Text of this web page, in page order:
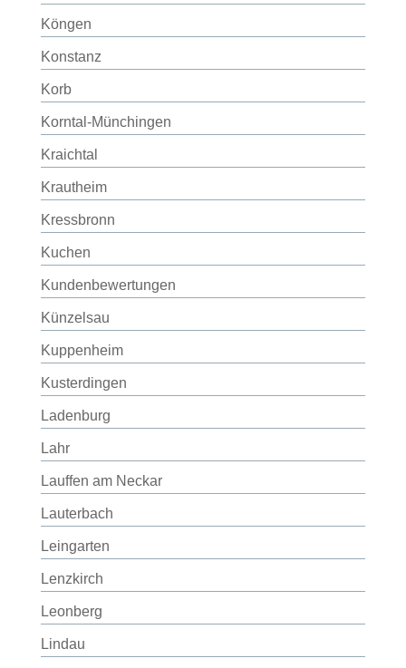
Köngen
Konstanz
Korb
Korntal-Münchingen
Kraichtal
Krautheim
Kressbronn
Kuchen
Kundenbewertungen
Künzelsau
Kuppenheim
Kusterdingen
Ladenburg
Lahr
Lauffen am Neckar
Lauterbach
Leingarten
Lenzkirch
Leonberg
Lindau